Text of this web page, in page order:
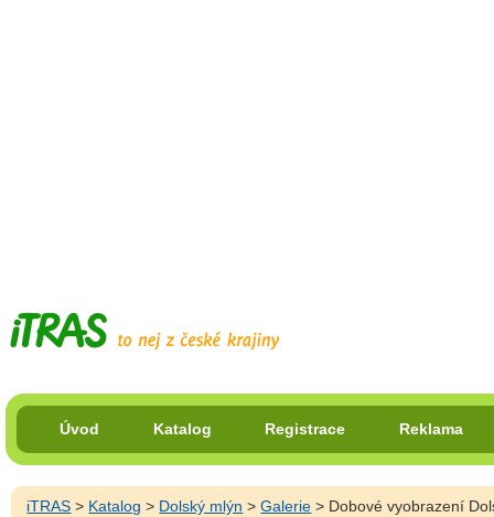
Úvod Katalog Registrace Reklama
iTRAS > Katalog > Dolský mlýn >Galerie > Dobové vyobrazení